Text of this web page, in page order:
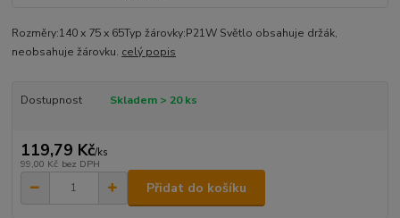
Rozměry:140 x 75 x 65Typ žárovky:P21W Světlo obsahuje držák,
neobsahuje žárovku. celý popis
Dostupnost Skladem > 20 ks
119,79 Kč/ks
99,00 Kč bez DPH
Přidat do košíku